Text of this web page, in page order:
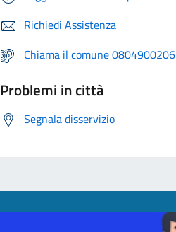
Richiedi Assistenza
Chiama il comune 0804900206
Problemi in città
Segnala disservizio